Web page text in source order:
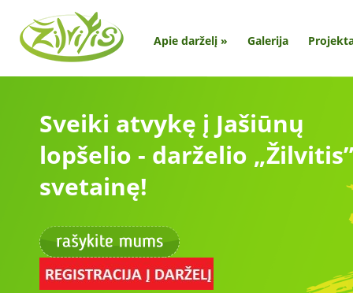
Apie darželį » Galerija
Sveiki atvykę į Jašiūnų
lopšelio - darželio „Žilvitis”
svetainę!